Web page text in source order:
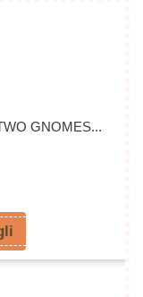
GNOMES...